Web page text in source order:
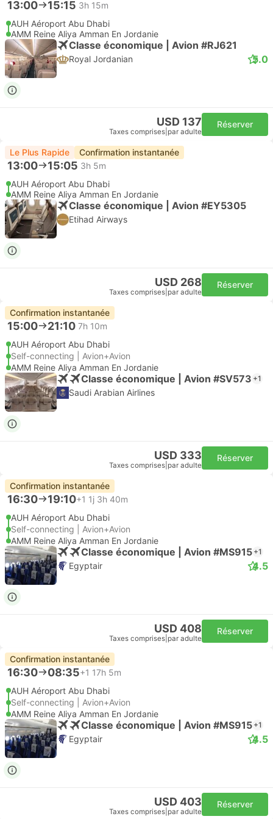
13:00 15:15 3h 15m
AUH Aéroport Abu Dhabi
AMM Reine Aliya Amman En Jordanie
Classe économique | Avion #RJ621
Royal Jordanian 5.0
USD 137
Taxes comprises par adulte
Réserver
Le Plus Rapide Confirmation instantanée
13:00 15:05 3h 5m
AUH Aéroport Abu Dhabi
AMM Reine Aliya Amman En Jordanie
Classe économique | Avion #EY5305
Etihad Airways
USD 268
Taxes comprises par adulte
Réserver
Confirmation instantanée
15:00 21:10 7h 10m
AUH Aéroport Abu Dhabi
Self-connecting | Avion+Avion
AMM Reine Aliya Amman En Jordanie
Classe économique | Avion #SV573 +1
Saudi Arabian Airlines
USD 333
Taxes comprises par adulte
Réserver
Confirmation instantanée
16:30 19:10+1 1j 3h 40m
AUH Aéroport Abu Dhabi
Self-connecting | Avion+Avion
AMM Reine Aliya Amman En Jordanie
Classe économique | Avion #MS915 +1
Egyptair 4.5
USD 408
Taxes comprises par adulte
Réserver
Confirmation instantanée
16:30 08:35+1 17h 5m
AUH Aéroport Abu Dhabi
Self-connecting | Avion+Avion
AMM Reine Aliya Amman En Jordanie
Classe économique | Avion #MS915 +1
Egyptair 4.5
USD 403
Taxes comprises par adulte
Réserver